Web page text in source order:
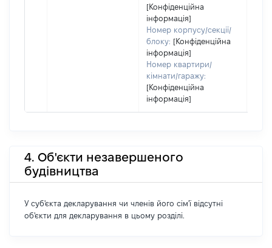
[Конфіденційна
інформація]
Номер корпусу/секції/
блоку: [Конфіденційна
інформація]
Номер квартири/
кімнати/гаражу:
[Конфіденційна
інформація]
4. Об'єкти незавершеного
будівництва
У суб'єкта декларування чи членів його сім'ї відсутні
об'єкти для декларування в цьому розділі.